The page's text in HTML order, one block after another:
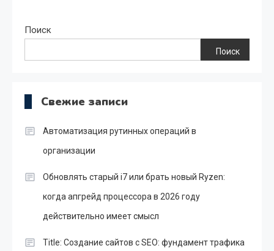
Поиск
Поиск
Свежие записи
Автоматизация рутинных операций в
организации
Обновлять старый i7 или брать новый Ryzen:
когда апгрейд процессора в 2026 году
действительно имеет смысл
Title: Создание сайтов с SEO: фундамент трафика